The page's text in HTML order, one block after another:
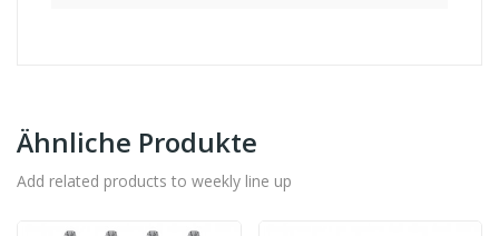
Ähnliche Produkte
Add related products to weekly line up